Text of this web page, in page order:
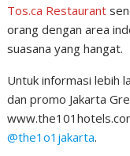
Tos.ca Restaurant
orang dengan area
suasana yang hangat.
Untuk informasi lebih
dan promo Jakarta
@the1o1jakarta.